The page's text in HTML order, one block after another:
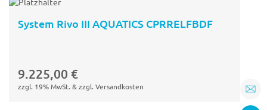
System Rivo III AQUATICS CPRRELFBDF
9.225,00 €
zzgl. 19% MwSt. & zzgl. Versandkosten